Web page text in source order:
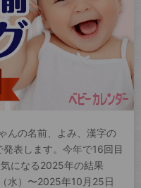
んの名前、よみ、漢字の
表します。今年で16回目
になる2025年の結果
水）〜2025年10月25日